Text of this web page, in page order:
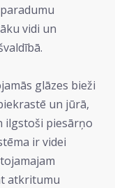
vidi un
glāzes bieži
un jūrā,
ilgstoši piesārņo
ir videi
atkritumu